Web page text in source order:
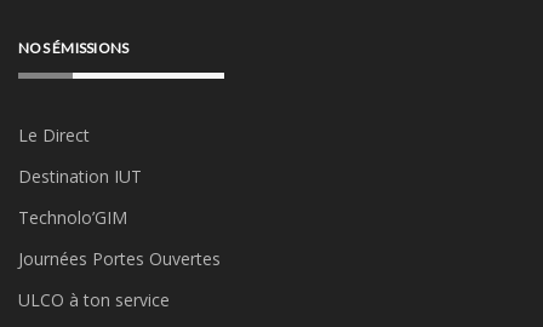
NOS ÉMISSIONS
Le Direct
Destination IUT
Technolo’GIM
Journées Portes Ouvertes
ULCO à ton service